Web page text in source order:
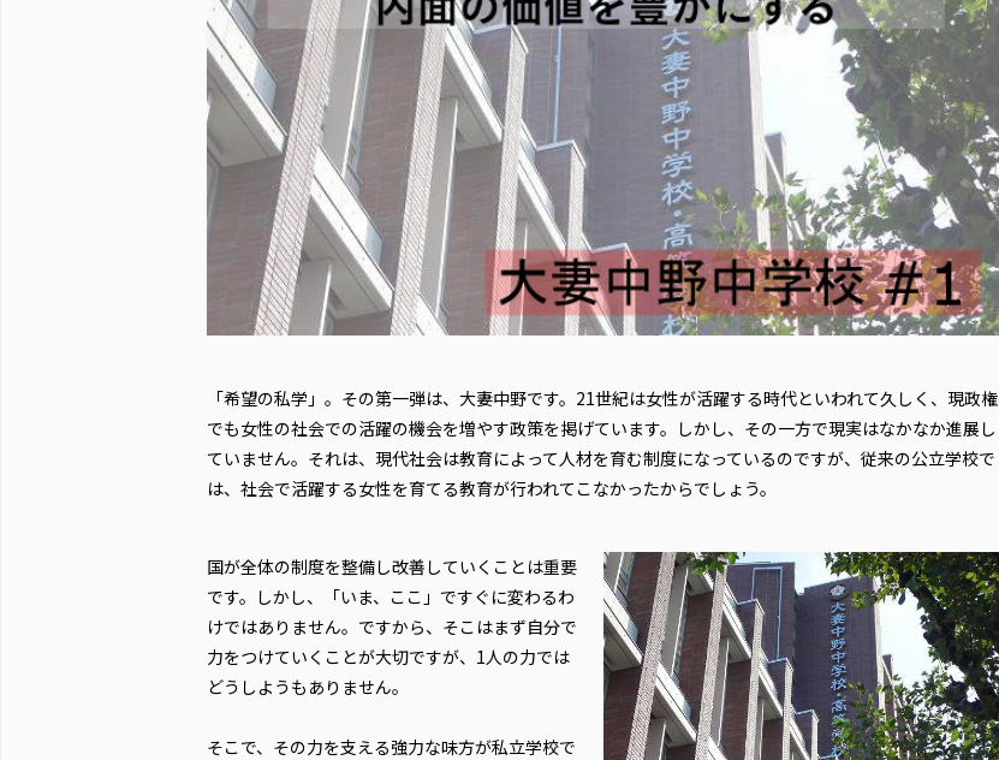
「希望の私学」。その第一弾は、大妻中野です。21世紀は女性が活躍する時代といわれて久しく、現政権
でも女性の社会での活躍の機会を増やす政策を掲げています。しかし、その一方で現実はなかなか進展し
ていません。それは、現代社会は教育によって人材を育む制度になっているのですが、従来の公立学校で
は、社会で活躍する女性を育てる教育が行われてこなかったからでしょう。
国が全体の制度を整備し改善していくことは重要
です。しかし、「いま、ここ」ですぐに変わるわ
けではありません。ですから、そこはまず自分で
力をつけていくことが大切ですが、1人の力では
どうしようもありません。
そこで、その力を支える強力な味方が私立学校で